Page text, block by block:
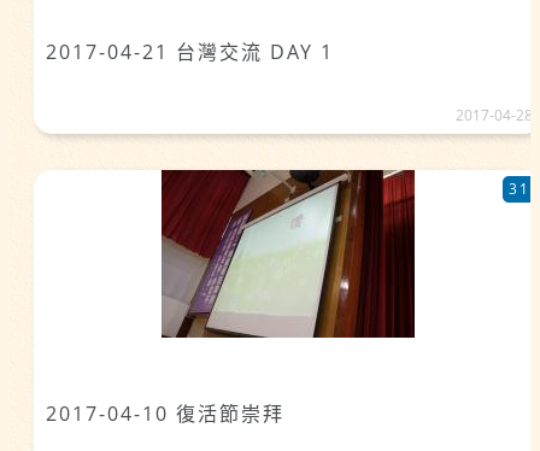
2017-04-21 台灣交流 DAY 1
2017-04-28
2017-04-10 復活節崇拜
31